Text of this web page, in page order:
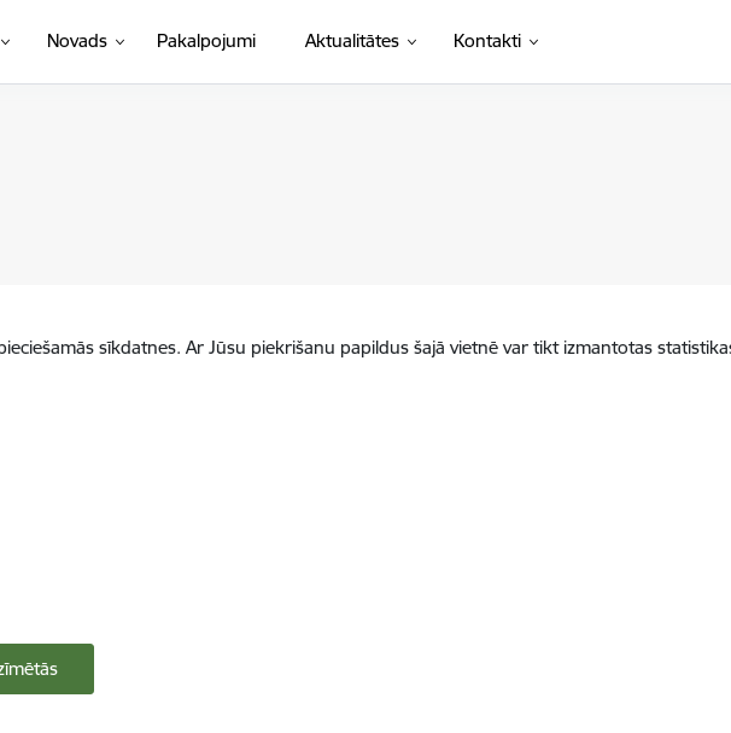
Novads Pakalpojumi Aktualitātes Kontakti
sīkdatnes. Ar Jūsu piekrišanu papildus šajā vietnē var tikt izmantotas